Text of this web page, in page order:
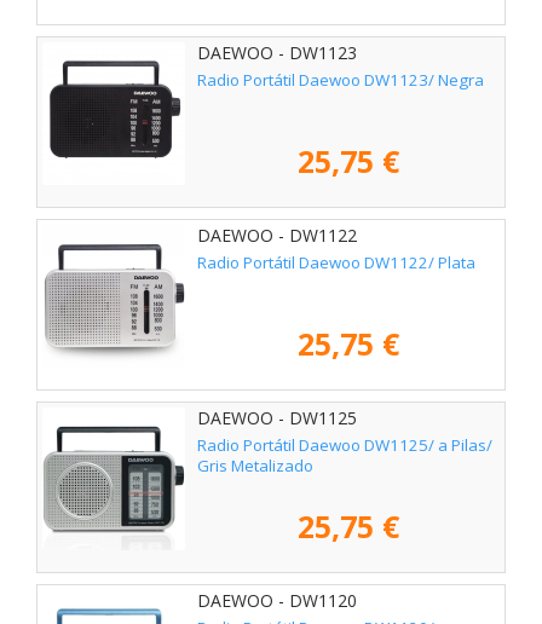
DAEWOO - DW1123
Radio Portátil Daewoo DW1123/ Negra
25,75 €
DAEWOO - DW1122
Radio Portátil Daewoo DW1122/ Plata
25,75 €
DAEWOO - DW1125
Radio Portátil Daewoo DW1125/ a Pilas/
Gris Metalizado
25,75 €
DAEWOO - DW1120